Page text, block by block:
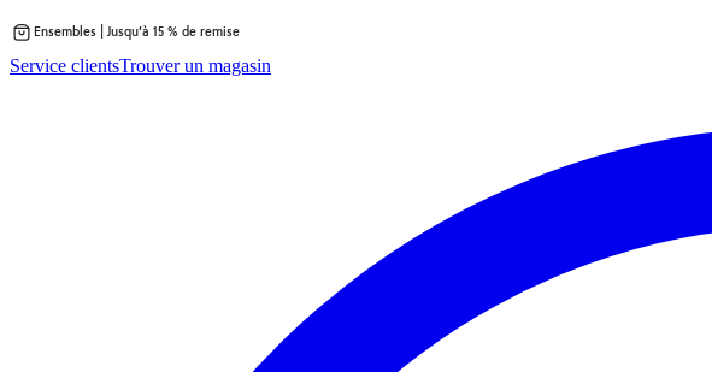
au
Ensembles | Jusqu’à 15 % de remise
Service clientsTrouver un magasin